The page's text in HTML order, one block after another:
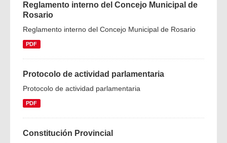
Reglamento interno del Concejo Municipal de
Rosario
Reglamento interno del Concejo Municipal de Rosario
PDF
Protocolo de actividad parlamentaria
Protocolo de actividad parlamentaria
PDF
Constitución Provincial